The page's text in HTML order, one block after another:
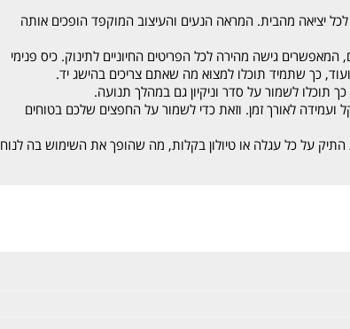
יציאה מהבית. המראה הנעים והעיצוב המוקפד הופכים אותה
המאפשרים גישה מהירה לכל הפריטים החיוניים לתינוק. כיס פנימי
כך שתמיד תוכלו למצוא מה שאתם צריכים בהישג יד.
תוכלו לשמור על סדר וניקיון גם במהלך תנועה.
ועמידה לאורך זמן. וזאת כדי לשמור על החפצים שלכם בטוחים
על כל עגלה או טיולון בקלות, מה שהופך את השימוש בה לנוח